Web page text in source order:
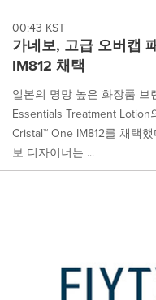
00:43 KST
가네보, 고급 오버캡
IM812 채택
일본의 명망 높은 화장품
Essentials Treatment Lotion
Cristal™ One IM812를 채택
보 디자이너는 ...